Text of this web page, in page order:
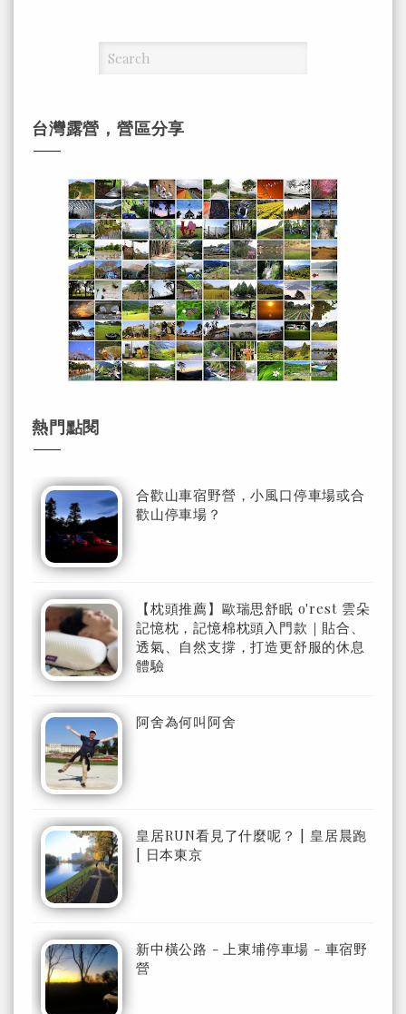
台灣露營，營區分享
熱門點閱
合歡山車宿野營，小風口停車場或合
歡山停車場？
【枕頭推薦】歐瑞思舒眠 o'rest 雲朵
記憶枕，記憶棉枕頭入門款｜貼合、
透氣、自然支撐，打造更舒服的休息
體驗
阿舍為何叫阿舍
皇居RUN看見了什麼呢？ | 皇居晨跑
| 日本東京
新中橫公路 - 上東埔停車場 - 車宿野
營